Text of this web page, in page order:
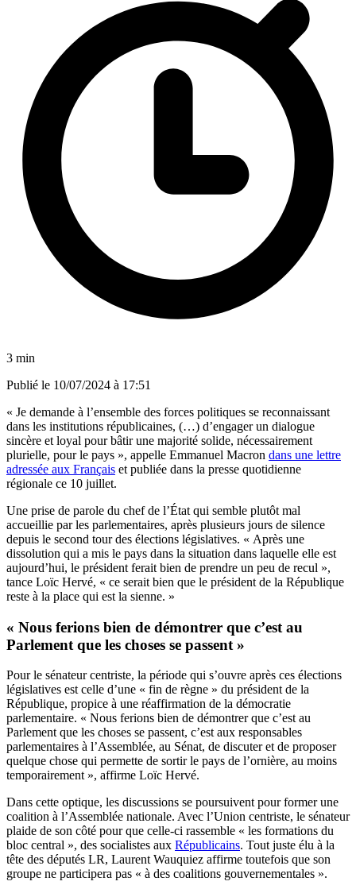
3 min
Publié le 10/07/2024 à 17:51
« Je demande à l’ensemble des forces politiques se reconnaissant
dans les institutions républicaines, (…) d’engager un dialogue
sincère et loyal pour bâtir une majorité solide, nécessairement
plurielle, pour le pays », appelle Emmanuel Macron dans une lettre
adressée aux Français et publiée dans la presse quotidienne
régionale ce 10 juillet.
Une prise de parole du chef de l’État qui semble plutôt mal
accueillie par les parlementaires, après plusieurs jours de silence
depuis le second tour des élections législatives. « Après une
dissolution qui a mis le pays dans la situation dans laquelle elle est
aujourd’hui, le président ferait bien de prendre un peu de recul »,
tance Loïc Hervé, « ce serait bien que le président de la République
reste à la place qui est la sienne. »
« Nous ferions bien de démontrer que c’est au
Parlement que les choses se passent »
Pour le sénateur centriste, la période qui s’ouvre après ces élections
législatives est celle d’une « fin de règne » du président de la
République, propice à une réaffirmation de la démocratie
parlementaire. « Nous ferions bien de démontrer que c’est au
Parlement que les choses se passent, c’est aux responsables
parlementaires à l’Assemblée, au Sénat, de discuter et de proposer
quelque chose qui permette de sortir le pays de l’ornière, au moins
temporairement », affirme Loïc Hervé.
Dans cette optique, les discussions se poursuivent pour former une
coalition à l’Assemblée nationale. Avec l’Union centriste, le sénateur
plaide de son côté pour que celle-ci rassemble « les formations du
bloc central », des socialistes aux Républicains. Tout juste élu à la
tête des députés LR, Laurent Wauquiez affirme toutefois que son
groupe ne participera pas « à des coalitions gouvernementales ».